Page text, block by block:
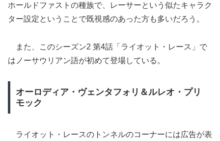
ホールドファストの種族で、レーサーという似たキャラク
ター設定ということで既視感のあった方も多いだろう。
また、このシーズン2 第4話「ライオット・レース」で
はノーサウリアン語が初めて登場している。
オーロディア・ヴェンタフォリ＆ルレオ・プリ
モック
ライオット・レースのトンネルのコーナーには広告が表